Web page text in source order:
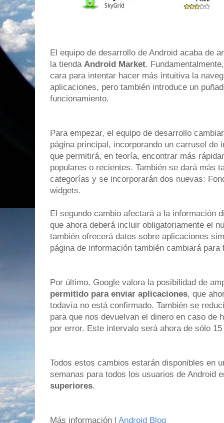
El equipo de desarrollo de Android acaba de
la tienda Android Market.
cara para intentar hacer más intuitiva la
aplicaciones, pero también introduce un
funcionamiento.
Para empezar, el equipo de desarrollo
página principal, incorporando un carrusel de
que permitirá, en teoría, encontrar más
populares o recientes. También se dará más
categorías y se incorporarán dos nuevas:
widgets.
El segundo cambio afectará a la información
que ahora deberá incluir obligatoriamente el
también ofrecerá datos sobre aplicaciones
página de información también cambiará
Por último, Google valora la posibilidad de
permitido para enviar aplicaciones, que
todavía no está confirmado. También se
para que nos devuelvan el dinero en caso de
por error. Este intervalo será ahora de sólo
Todos estos cambios estarán disponibles en
semanas para todos los usuarios de Android
superiores.
Más información | Android Blog